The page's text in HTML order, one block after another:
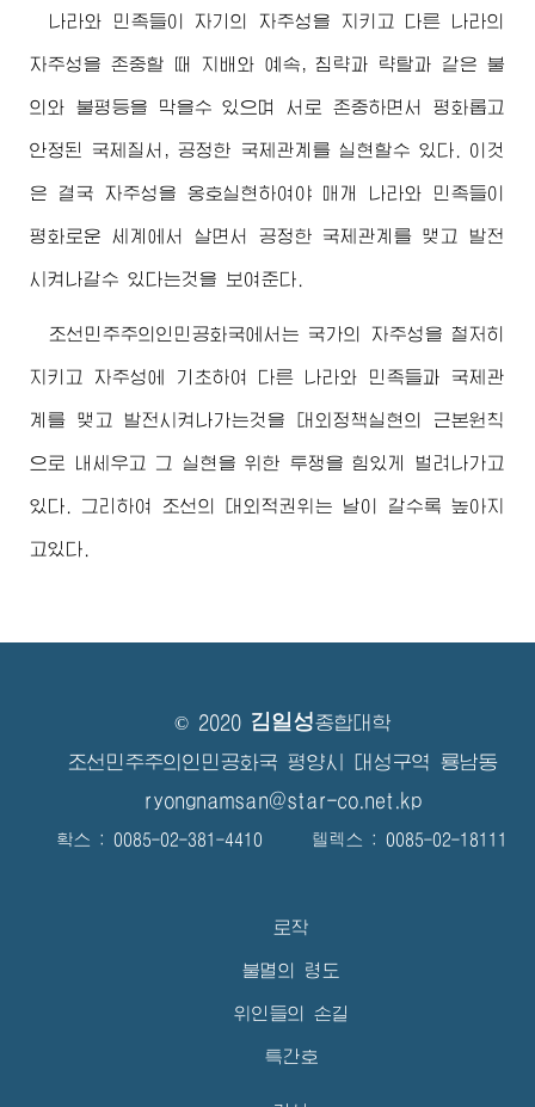
나라와 민족들이 자기의 자주성을 지키고 다른 나라의
자주성을 존중할 때 지배와 예속, 침략과 략탈과 같은 불
의와 불평등을 막을수 있으며 서로 존중하면서 평화롭고
안정된 국제질서, 공정한 국제관계를 실현할수 있다. 이것
은 결국 자주성을 옹호실현하여야 매개 나라와 민족들이
평화로운 세계에서 살면서 공정한 국제관계를 맺고 발전
시켜나갈수 있다는것을 보여준다.
조선민주주의인민공화국에서는 국가의 자주성을 철저히
지키고 자주성에 기초하여 다른 나라와 민족들과 국제관
계를 맺고 발전시켜나가는것을 대외정책실현의 근본원칙
으로 내세우고 그 실현을 위한 투쟁을 힘있게 벌려나가고
있다. 그리하여 조선의 대외적권위는 날이 갈수록 높아지
고있다.
© 2020 김일성종합대학
조선민주주의인민공화국 평양시 대성구역 룡남동
ryongnamsan@star-co.net.kp
확스 : 0085-02-381-4410 텔렉스 : 0085-02-18111
로작
불멸의 령도
위인들의 손길
특간호